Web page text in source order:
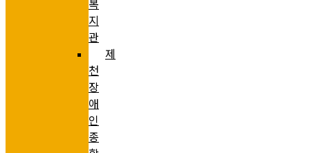
복
지
관
제
천
장
애
인
종